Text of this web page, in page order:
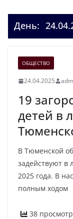
День:
ОБЩЕСТВО
24.04.2025
19
детей в
В Тюменской
задействуют в
2025 года. В
полным ходом
38